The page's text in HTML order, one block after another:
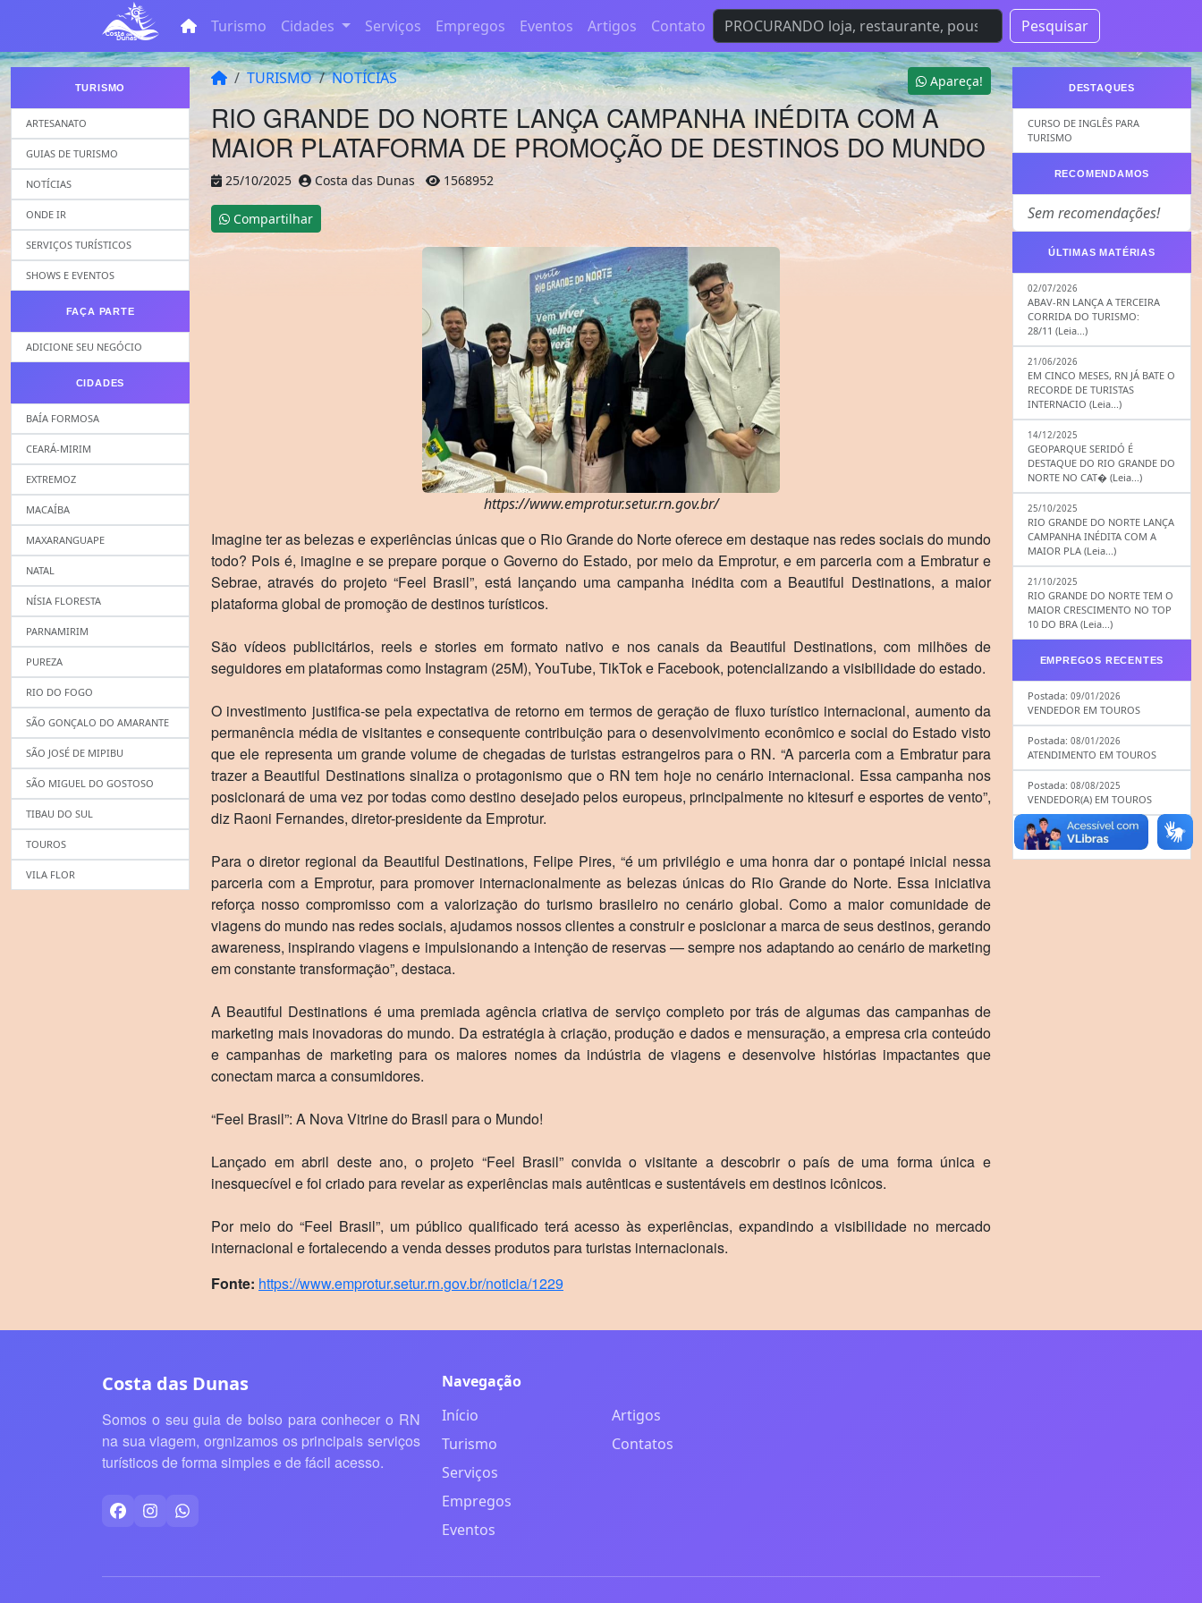
Turismo Cidades Serviços Empregos Eventos Artigos Contato Pesquisar
TURISMO
ARTESANATO
GUIAS DE TURISMO
NOTÍCIAS
ONDE IR
SERVIÇOS TURÍSTICOS
SHOWS E EVENTOS
FAÇA PARTE
ADICIONE SEU NEGÓCIO
CIDADES
BAÍA FORMOSA
CEARÁ-MIRIM
EXTREMOZ
MACAÍBA
MAXARANGUAPE
NATAL
NÍSIA FLORESTA
PARNAMIRIM
PUREZA
RIO DO FOGO
SÃO GONÇALO DO AMARANTE
SÃO JOSÉ DE MIPIBU
SÃO MIGUEL DO GOSTOSO
TIBAU DO SUL
TOUROS
VILA FLOR
TURISMO NOTÍCIAS Apareça!
RIO GRANDE DO NORTE LANÇA CAMPANHA INÉDITA COM A
MAIOR PLATAFORMA DE PROMOÇÃO DE DESTINOS DO MUNDO
25/10/2025 Costa das Dunas 1568952
Compartilhar
https://www.emprotur.setur.rn.gov.br/
Imagine ter as belezas e experiências únicas que o Rio Grande do Norte oferece em destaque nas redes sociais do mundo
todo? Pois é, imagine e se prepare porque o Governo do Estado, por meio da Emprotur, e em parceria com a Embratur e
Sebrae, através do projeto “Feel Brasil”, está lançando uma campanha inédita com a Beautiful Destinations, a maior
plataforma global de promoção de destinos turísticos.
São vídeos publicitários, reels e stories em formato nativo e nos canais da Beautiful Destinations, com milhões de
seguidores em plataformas como Instagram (25M), YouTube, TikTok e Facebook, potencializando a visibilidade do estado.
O investimento justifica-se pela expectativa de retorno em termos de geração de fluxo turístico internacional, aumento da
permanência média de visitantes e consequente contribuição para o desenvolvimento econômico e social do Estado visto
que ele representa um grande volume de chegadas de turistas estrangeiros para o RN. “A parceria com a Embratur para
trazer a Beautiful Destinations sinaliza o protagonismo que o RN tem hoje no cenário internacional. Essa campanha nos
posicionará de uma vez por todas como destino desejado pelos europeus, principalmente no kitesurf e esportes de vento”,
diz Raoni Fernandes, diretor-presidente da Emprotur.
Para o diretor regional da Beautiful Destinations, Felipe Pires, “é um privilégio e uma honra dar o pontapé inicial nessa
parceria com a Emprotur, para promover internacionalmente as belezas únicas do Rio Grande do Norte. Essa iniciativa
reforça nosso compromisso com a valorização do turismo brasileiro no cenário global. Como a maior comunidade de
viagens do mundo nas redes sociais, ajudamos nossos clientes a construir e posicionar a marca de seus destinos, gerando
awareness, inspirando viagens e impulsionando a intenção de reservas — sempre nos adaptando ao cenário de marketing
em constante transformação”, destaca.
A Beautiful Destinations é uma premiada agência criativa de serviço completo por trás de algumas das campanhas de
marketing mais inovadoras do mundo. Da estratégia à criação, produção e dados e mensuração, a empresa cria conteúdo
e campanhas de marketing para os maiores nomes da indústria de viagens e desenvolve histórias impactantes que
conectam marca a consumidores.
“Feel Brasil”: A Nova Vitrine do Brasil para o Mundo!
Lançado em abril deste ano, o projeto “Feel Brasil” convida o visitante a descobrir o país de uma forma única e
inesquecível e foi criado para revelar as experiências mais autênticas e sustentáveis em destinos icônicos.
Por meio do “Feel Brasil”, um público qualificado terá acesso às experiências, expandindo a visibilidade no mercado
internacional e fortalecendo a venda desses produtos para turistas internacionais.
Fonte: https://www.emprotur.setur.rn.gov.br/noticia/1229
DESTAQUES
CURSO DE INGLÊS PARA
TURISMO
RECOMENDAMOS
Sem recomendações!
ÚLTIMAS MATÉRIAS
02/07/2026
ABAV-RN LANÇA A TERCEIRA
CORRIDA DO TURISMO:
28/11 (Leia...)
21/06/2026
EM CINCO MESES, RN JÁ BATE O
RECORDE DE TURISTAS
INTERNACIO (Leia...)
14/12/2025
GEOPARQUE SERIDÓ É
DESTAQUE DO RIO GRANDE DO
NORTE NO CAT� (Leia...)
25/10/2025
RIO GRANDE DO NORTE LANÇA
CAMPANHA INÉDITA COM A
MAIOR PLA (Leia...)
21/10/2025
RIO GRANDE DO NORTE TEM O
MAIOR CRESCIMENTO NO TOP
10 DO BRA (Leia...)
EMPREGOS RECENTES
Postada: 09/01/2026
VENDEDOR EM TOUROS
Postada: 08/01/2026
ATENDIMENTO EM TOUROS
Postada: 08/08/2025
VENDEDOR(A) EM TOUROS
Postada:30/10/2024
VENDEDOR EM TOUROS
Costa das Dunas
Somos o seu guia de bolso para conhecer o RN
na sua viagem, orgnizamos os principais serviços
turísticos de forma simples e de fácil acesso.
Navegação
Início
Turismo
Serviços
Empregos
Eventos
Artigos
Contatos